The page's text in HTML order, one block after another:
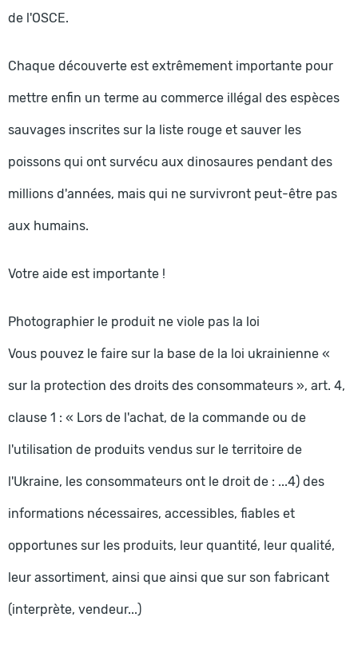
de l'OSCE.
Chaque découverte est extrêmement importante pour
mettre enfin un terme au commerce illégal des espèces
sauvages inscrites sur la liste rouge et sauver les
poissons qui ont survécu aux dinosaures pendant des
millions d'années, mais qui ne survivront peut-être pas
aux humains.
Votre aide est importante !
Photographier le produit ne viole pas la loi
Vous pouvez le faire sur la base de la loi ukrainienne «
sur la protection des droits des consommateurs », art. 4,
clause 1 : « Lors de l'achat, de la commande ou de
l'utilisation de produits vendus sur le territoire de
l'Ukraine, les consommateurs ont le droit de : ...4) des
informations nécessaires, accessibles, fiables et
opportunes sur les produits, leur quantité, leur qualité,
leur assortiment, ainsi que ainsi que sur son fabricant
(interprète, vendeur...)